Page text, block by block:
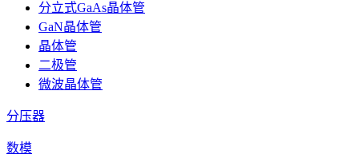
分立式GaAs晶体管
GaN晶体管
晶体管
二极管
微波晶体管
分压器
数模